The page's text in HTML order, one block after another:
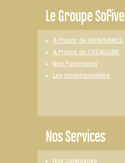
LeGroupe Sofive
A Propos de MSAFRANCE
A Propos de CREALIGNE
Nos Partenaires
Les Incontournables
Nos Services
Nos catalogues